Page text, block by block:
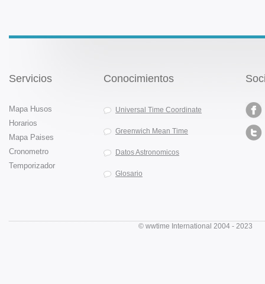
Servicios
Mapa Husos
Horarios
Mapa Paises
Cronometro
Temporizador
Conocimientos
Universal Time Coordinate
Greenwich Mean Time
Datos Astronomicos
Glosario
© wwtime International 2004 -